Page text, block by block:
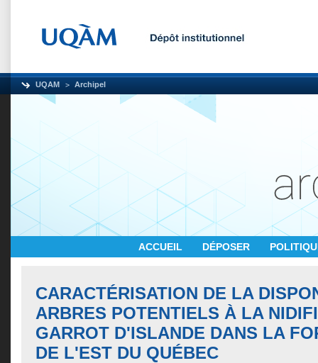
UQAM Archipel
ACCUEIL DÉPOSER
CARACTÉRISATION DE LA
ARBRES POTENTIELS À LA
GARROT D'ISLANDE DANS LA
DE L'EST DU QUÉBEC